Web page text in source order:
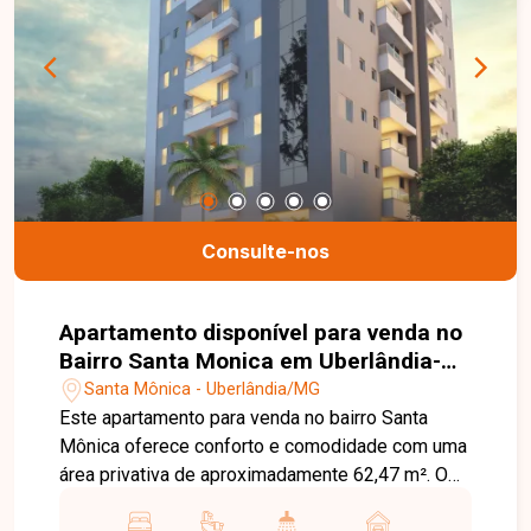
Consulte-nos
Apartamento disponível para venda no
Bairro Santa Monica em Uberlândia-
MGSanta Mônica - Uberlândia/MG
Este apartamento para venda no bairro Santa
Mônica oferece conforto e comodidade com uma
área privativa de aproximadamente 62,47 m². O